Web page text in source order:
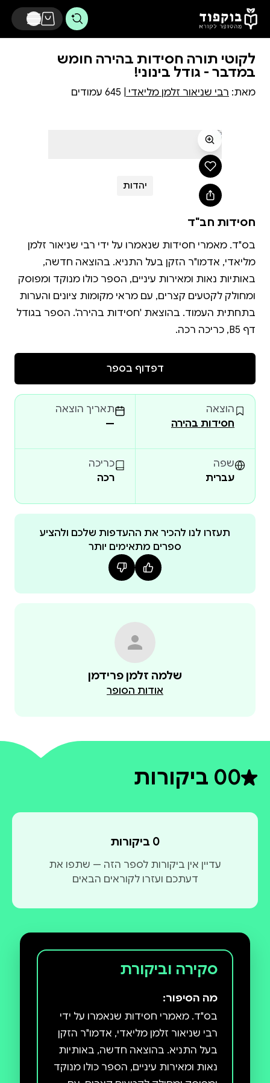
דלג לתוכן הראשי
לקוטי תורה חסידות בהירה חומש
במדבר - גודל בינוני!
מאת: רבי שניאור זלמן מליאדי
יהדות
חסידות חב"ד
בס"ד. מאמרי חסידות שנאמרו על ידי רבי שניאור זלמן
מליאדי, אדמו"ר הזקן בעל התניא. בהוצאה חדשה,
באותיות נאות ומאירות עיניים, הספר כולו מנוקד ומפוסק
ומחולק לקטעים קצרים, עם מראי מקומות ציונים והערות
בתחתית העמוד. בהוצאת 'חסידות בהירה'. הספר בגודל
דף B5, כריכה רכה.
דפדוף בספר
הוצאה
חסידות בהירה
תאריך הוצאה
—
שפה
עברית
כריכה
רכה
תעזרו לנו להכיר את ההעדפות שלכם ולהציע
ספרים מתאימים יותר
שלמה זלמן פרידמן
אודות הסופר
0דירוג ממוצע 0 מתוך 5
0 ביקורות
0 ביקורות
עדיין אין ביקורות לספר הזה — שתפו את
דעתכם ועזרו לקוראים הבאים
סקירה וביקורת
מה הסיפור:
בס"ד. מאמרי חסידות שנאמרו על ידי
רבי שניאור זלמן מליאדי, אדמו"ר הזקן
בעל התניא. בהוצאה חדשה, באותיות
נאות ומאירות עיניים, הספר כולו מנוקד